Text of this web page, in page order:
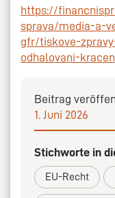
https://
sprava/media-a-
gfr/tiskove-
odhalovani-
Beitrag
1. Juni 2026
Stichworte in
EU-Recht